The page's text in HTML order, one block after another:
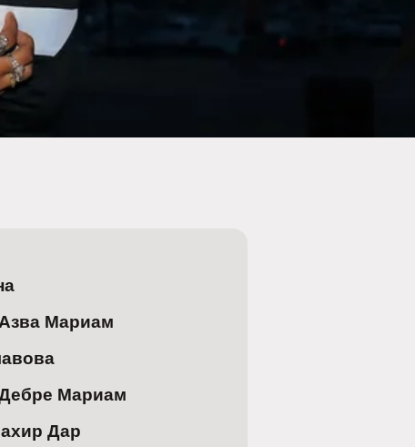
Мариам
Мариам
Дар